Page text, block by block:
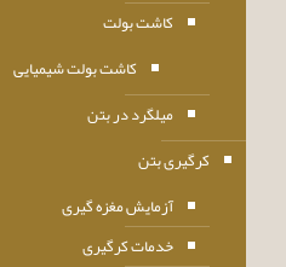
کاشت بولت
کاشت بولت شیمیایی
میلگرد در بتن
کرگیری بتن
آزمایش مغزه گیری
خدمات کرگیری